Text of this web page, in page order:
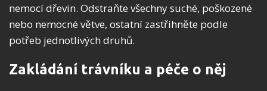
nemocí dřevin. Odstraňte všechny suché, poškozené
nebo nemocné větve, ostatní zastřihněte podle
potřeb jednotlivých druhů.
Zakládání trávníku a péče o něj